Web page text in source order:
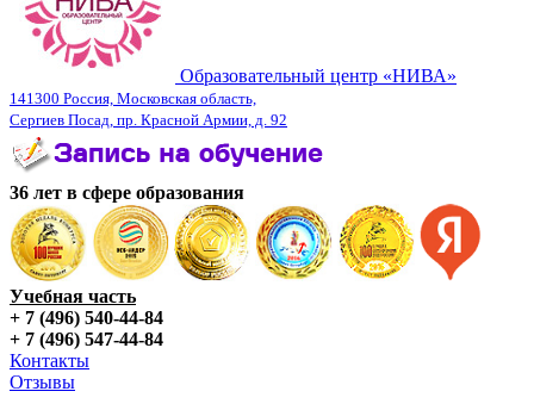
Образовательный центр «НИВА»
141300 Россия, Московская область,
Сергиев Посад, пр. Красной Армии, д. 92
36 лет в сфере образования
Учебная часть
+ 7 (496) 540-44-84
+ 7 (496) 547-44-84
Контакты
Отзывы